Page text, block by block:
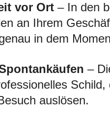
vor Ort – In den
an Ihrem
in dem
–
auslösen.